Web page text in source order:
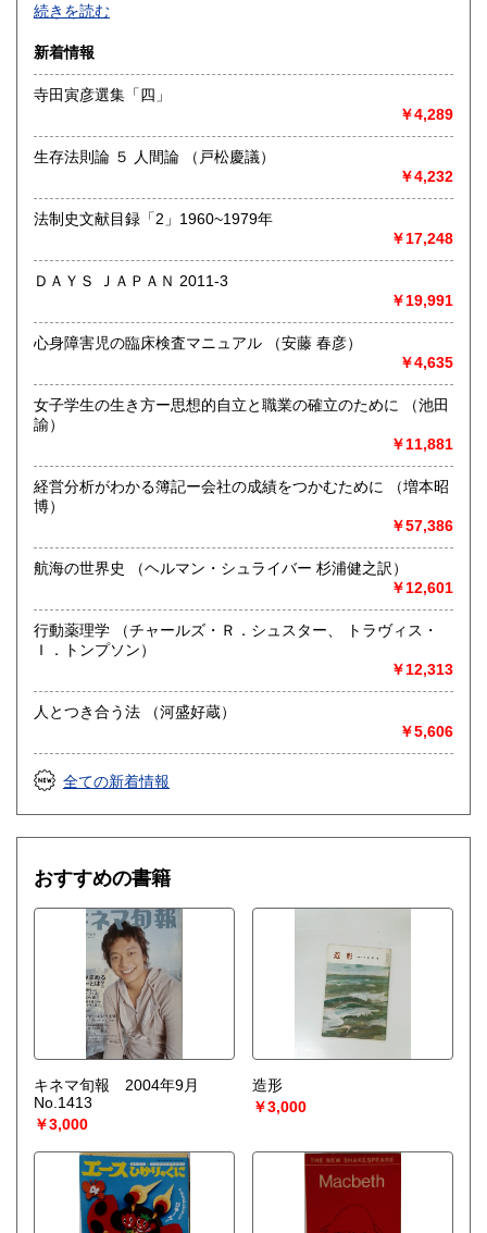
最寄駅：-
営業時間：-
定休日：-
書籍の買取について
取り扱い分野
総記、哲学宗教、歴史、社会科学、自然科学、美術工芸、国
カルチャー、古書一般（その他）
続きを読む
新着情報
寺田寅彦選集「四」
￥4,289
生存法則論 ５ 人間論 （戸松慶議）
￥4,232
法制史文献目録「2」1960~1979年
￥17,248
ＤＡＹＳ ＪＡＰＡＮ 2011-3
￥19,991
心身障害児の臨床検査マニュアル （安藤 春彦）
￥4,635
女子学生の生き方ー思想的自立と職業の確立のために （池田
諭）
￥11,881
経営分析がわかる簿記ー会社の成績をつかむために （増本昭
博）
￥57,386
航海の世界史 （ヘルマン・シュライバー 杉浦健之訳）
￥12,601
行動薬理学 （チャールズ・Ｒ．シュスター、 トラヴィス・
Ｉ．トンプソン）
￥12,313
人とつき合う法 （河盛好蔵）
￥5,606
全ての新着情報
おすすめの書籍
キネマ旬報 2004年9月
No.1413
￥3,000
造形
￥3,000